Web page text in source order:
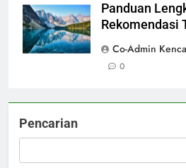
Panduan
Rekomendasi
Co-Admin
0
Pencarian